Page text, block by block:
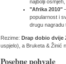
najbolji
"Afrika 2010"
popularnost i
drugu nagradu
Rezime: Drap dobio dvije
uspjelo), a Bruketa & Žinić
Posebne pohvale